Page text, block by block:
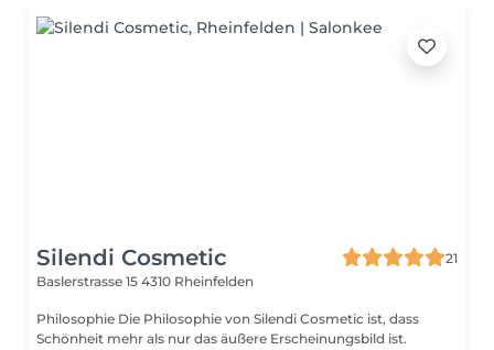
Silendi Cosmetic
21
Baslerstrasse 15 4310 Rheinfelden
Philosophie Die Philosophie von Silendi Cosmetic ist, dass
Schönheit mehr als nur das äußere Erscheinungsbild ist.